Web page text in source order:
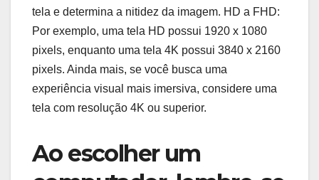
tela e determina a nitidez da imagem. HD a FHD:
Por exemplo, uma tela HD possui 1920 x 1080
pixels, enquanto uma tela 4K possui 3840 x 2160
pixels. Ainda mais, se você busca uma
experiência visual mais imersiva, considere uma
tela com resolução 4K ou superior.
Ao escolher um